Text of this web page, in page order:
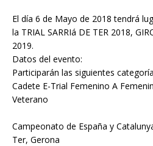
El día 6 de Mayo de 2018 tendrá
la TRIAL SARRIá DE TER 2018,
2019.
Datos del evento:
Participarán las siguientes
Cadete E-Trial Femenino A
Veterano
Campeonato de España y
Ter, Gerona